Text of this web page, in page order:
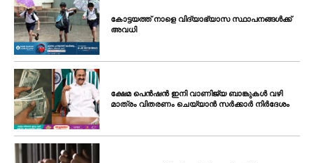
കോട്ടയത്ത് നാളെ വിദ്യാഭ്യാസ സ്ഥാപനങ്ങൾക്ക്
അവധി
ക്ഷേമ പെൻഷൻ ഇനി വാണിജ്യ ബാങ്കുകൾ വഴി
മാത്രം വിതരണം ചെയ്യാൻ സർക്കാർ നിർദേശം